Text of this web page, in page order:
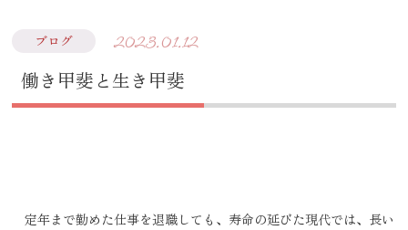
ブログ 2023.01.12
働き甲斐と生き甲斐
定年まで勤めた仕事を退職しても、寿命の延びた現代では、長い